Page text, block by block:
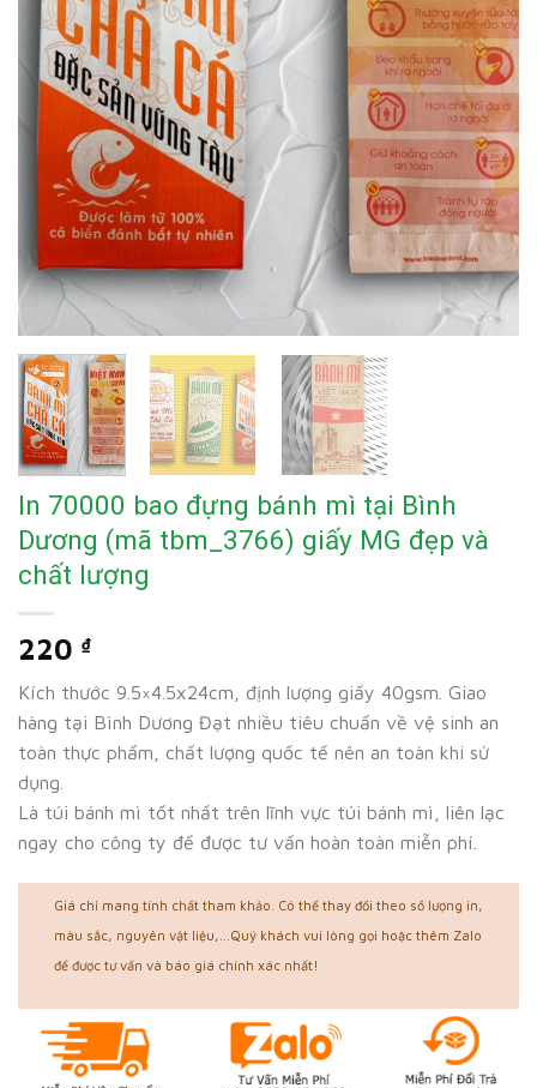
In 70000 bao đựng bánh mì tại Bình
Dương (mã tbm_3766) giấy MG đẹp và
chất lượng
220 ₫
Kích thước 9.5×4.5x24cm, định lượng giấy 40gsm. Giao
hàng tại Bình Dương Đạt nhiều tiêu chuẩn về vệ sinh an
toàn thực phẩm, chất lượng quốc tế nên an toàn khi sử
dụng.
Là túi bánh mì tốt nhất trên lĩnh vực túi bánh mì, liên lạc
ngay cho công ty để được tư vấn hoàn toàn miễn phí.
Giá chỉ mang tính chất tham khảo. Có thể thay đổi theo số lượng in,
màu sắc, nguyên vật liệu,...Quý khách vui lòng gọi hoặc thêm Zalo
để được tư vấn và báo giá chính xác nhất!